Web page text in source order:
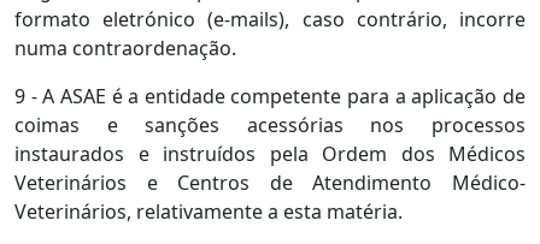
formato eletrónico (e-mails), caso contrário, incorre
numa contraordenação.
9 - A ASAE é a entidade competente para a aplicação de
coimas e sanções acessórias nos processos
instaurados e instruídos pela Ordem dos Médicos
Veterinários e Centros de Atendimento Médico-
Veterinários, relativamente a esta matéria.